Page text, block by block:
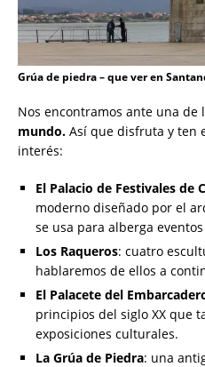
Grúa de piedra – que ver en
Nos encontramos ante una de
mundo. Así que disfruta y ten
interés:
El Palacio de Festivales de
moderno diseñado por el
se usa para alberga
Los Raqueros: cuatro
hablaremos de ellos a
El Palacete del
principios del siglo XX que
exposiciones culturales.
La Grúa de Piedra: una